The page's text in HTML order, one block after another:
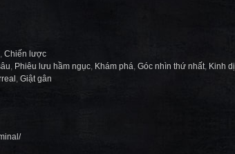
, Chiến lược
, Phiêu lưu hầm ngục, Khám phá, Góc nhìn thứ nhất, Kinh dị
, Giật gân